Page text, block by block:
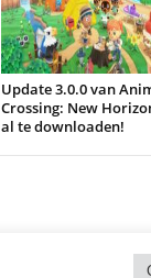
Update 3.0.0 van
Crossing: New
al te downloaden!